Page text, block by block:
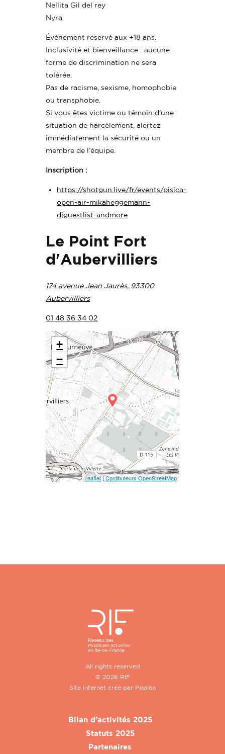
Nellita Gil del rey
Nyra
Événement réservé aux +18 ans.
Inclusivité et bienveillance : aucune
forme de discrimination ne sera
tolérée.
Pas de racisme, sexisme, homophobie
ou transphobie.
Si vous êtes victime ou témoin d’une
situation de harcèlement, alertez
immédiatement la sécurité ou un
membre de l’équipe.
Inscription :
https://shotgun.live/fr/events/pisica-
open-air-mikaheggemann-
djguestlist-andmore
Le Point Fort
d'Aubervilliers
174 avenue Jean Jaurès, 93300
Aubervilliers
01 48 36 34 02
+
−
Leaflet|Contibuteurs OpenStreetMap
All rights reserved
© 2026 RIF
Site internet créé par Popino
Bilan d’activités 2025
Statuts 2025
Partenaires